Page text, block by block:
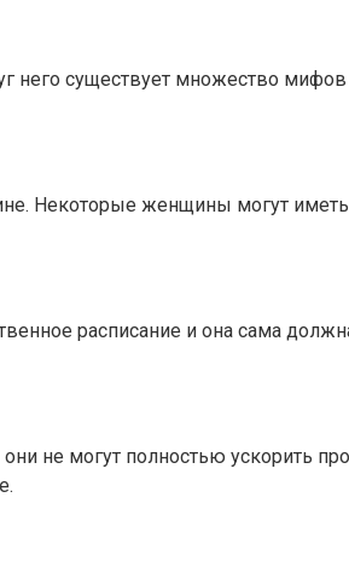
существует множество
Некоторые женщины могут
расписание и она сама
не могут полностью ускорить